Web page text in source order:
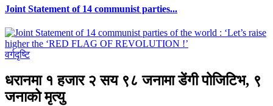
Joint Statement of 14 communist parties...
वर्गदृष्टि
धरानमा १ हजार २ सय ९८ जनामा डेंगी पोजिटिभ, ९
जनाको मृत्यु